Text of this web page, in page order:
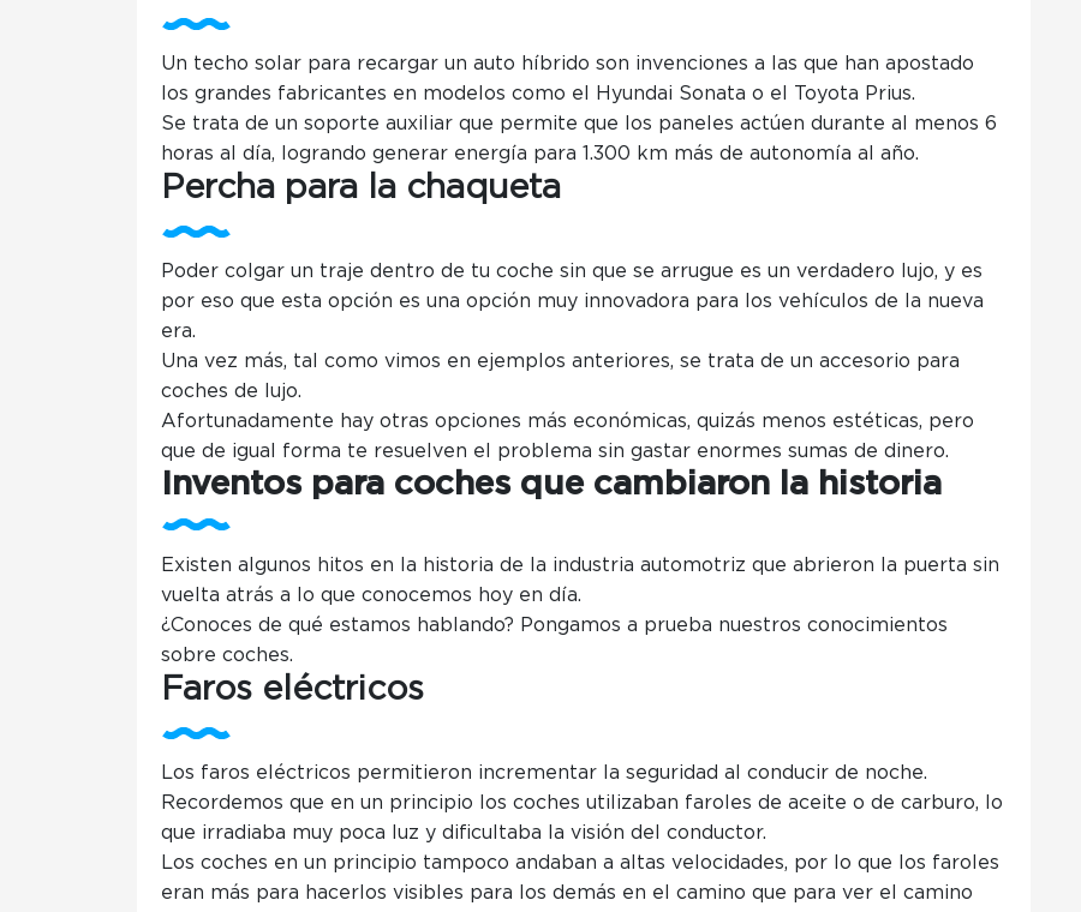
Un techo solar para recargar un auto híbrido son invenciones a las que han apostado
los grandes fabricantes en modelos como el Hyundai Sonata o el Toyota Prius.
Se trata de un soporte auxiliar que permite que los paneles actúen durante al menos 6
horas al día, logrando generar energía para 1.300 km más de autonomía al año.
Percha para la chaqueta
Poder colgar un traje dentro de tu coche sin que se arrugue es un verdadero lujo, y es
por eso que esta opción es una opción muy innovadora para los vehículos de la nueva
era.
Una vez más, tal como vimos en ejemplos anteriores, se trata de un accesorio para
coches de lujo.
Afortunadamente hay otras opciones más económicas, quizás menos estéticas, pero
que de igual forma te resuelven el problema sin gastar enormes sumas de dinero.
Inventos para coches que cambiaron la historia
Existen algunos hitos en la historia de la industria automotriz que abrieron la puerta sin
vuelta atrás a lo que conocemos hoy en día.
¿Conoces de qué estamos hablando? Pongamos a prueba nuestros conocimientos
sobre coches.
Faros eléctricos
Los faros eléctricos permitieron incrementar la seguridad al conducir de noche.
Recordemos que en un principio los coches utilizaban faroles de aceite o de carburo, lo
que irradiaba muy poca luz y dificultaba la visión del conductor.
Los coches en un principio tampoco andaban a altas velocidades, por lo que los faroles
eran más para hacerlos visibles para los demás en el camino que para ver el camino